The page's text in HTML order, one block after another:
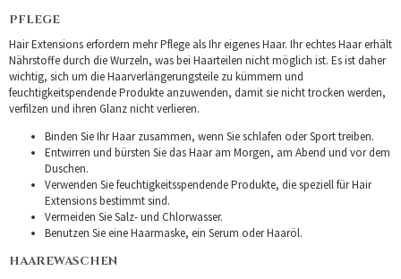
PFLEGE
Hair Extensions erfordern mehr Pflege als Ihr eigenes Haar. Ihr echtes Haar erhält
Nährstoffe durch die Wurzeln, was bei Haarteilen nicht möglich ist. Es ist daher
wichtig, sich um die Haarverlängerungsteile zu kümmern und
feuchtigkeitspendende Produkte anzuwenden, damit sie nicht trocken werden,
verfilzen und ihren Glanz nicht verlieren.
Binden Sie Ihr Haar zusammen, wenn Sie schlafen oder Sport treiben.
Entwirren und bürsten Sie das Haar am Morgen, am Abend und vor dem
Duschen.
Verwenden Sie feuchtigkeitsspendende Produkte, die speziell für Hair
Extensions bestimmt sind.
Vermeiden Sie Salz- und Chlorwasser.
Benutzen Sie eine Haarmaske, ein Serum oder Haaröl.
HAAREWASCHEN